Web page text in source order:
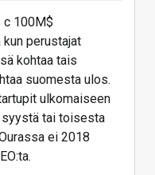
c 100M$
perustajat
kohtaa tais
suomesta ulos.
ulkomaiseen
tai toisesta
ei 2018